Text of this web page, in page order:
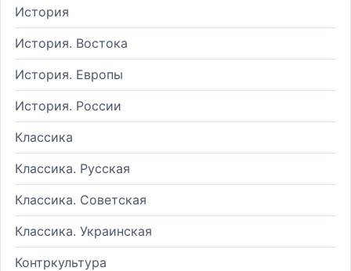
История
История. Востока
История. Европы
История. России
Классика
Классика. Русская
Классика. Советская
Классика. Украинская
Контркультура